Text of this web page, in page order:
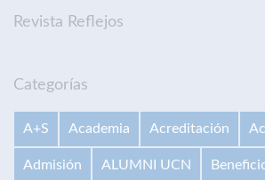
Revista Reflejos
Categorías
A+S Academia Acreditación
Admisión ALUMNI UCN